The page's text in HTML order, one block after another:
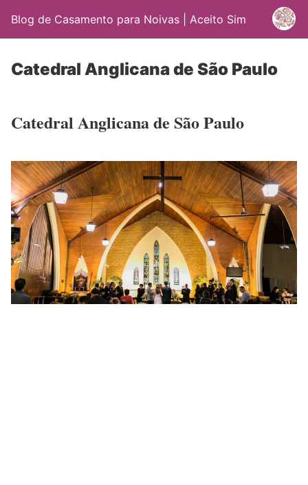
Blog de Casamento para Noivas | Aceito Sim
Catedral Anglicana de São Paulo
Catedral Anglicana de São Paulo